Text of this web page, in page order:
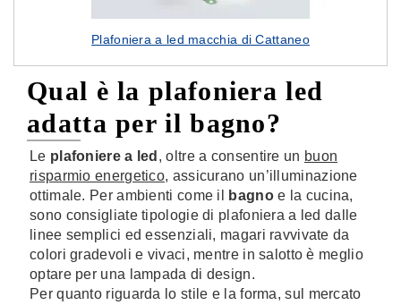
Plafoniera a led macchia di Cattaneo
Qual è la plafoniera led
adatta per il bagno?
Le plafoniere a led , oltre a consentire un buon
risparmio energetico, assicurano un’illuminazione
ottimale. Per ambienti come il
bagnoe la cucina,
sono consigliate tipologie di plafoniera a led dalle
linee semplici ed essenziali, magari ravvivate da
colori gradevoli e vivaci, mentre in salotto è meglio
optare per una lampada di design.
Per quanto riguarda lo stile e la forma, sul mercato